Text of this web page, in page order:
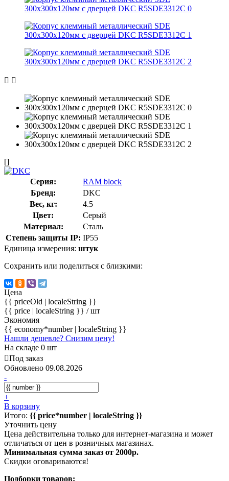
[]
Серия:
RAM block
Бренд:
DKC
Вес, кг:
4.5
Цвет:
Серый
Материал:
Сталь
Степень защиты IP: IP55
Единица измерения: штук
Сохранить или поделиться с близкими:
Цена
{{ priceOld | localeString }}
{{ price | localeString }} / шт
Экономия
{{ economy*number | localeString }}
Нашли дешевле? Снизим цену!
На складе 0 шт
Под заказ
Обновлено 09.08.2026
-
+
В корзину
Итого: {{ price*number | localeString }}
Уточнить цену
Цена действительна только для интернет-магазина и может
отличаться от цен в розничных магазинах.
Минимальная сумма заказ от 2000р.
Скидки оговариваются!
Подборки товаров: